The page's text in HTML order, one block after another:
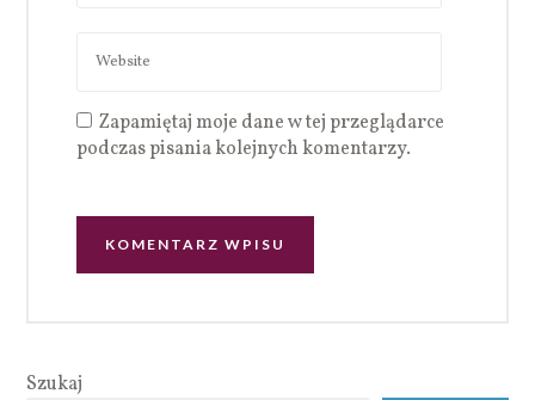
Zapamiętaj moje dane w tej przeglądarce
podczas pisania kolejnych komentarzy.
Szukaj